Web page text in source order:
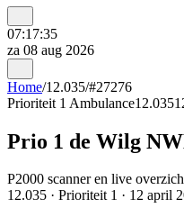
07:17:35
za 08 aug 2026
Home/12.035/#27276
Prioriteit 1 Ambulance12.035
Prio 1 de Wilg
P2000 scanner en live
12.035 · Prioriteit 1 · 12 april